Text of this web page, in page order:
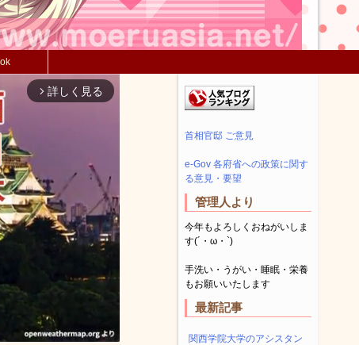
arrow_forward_ios 詳しく見る
首相官邸 ご意見
e-Gov 各府省への政策に関す
る意見・要望
管理人より
今年もよろしくおねがいしま
す(´・ω・`)
手洗い・うがい・睡眠・栄養
もお願いいたします
最新記事
関西学院大学のアシスタン